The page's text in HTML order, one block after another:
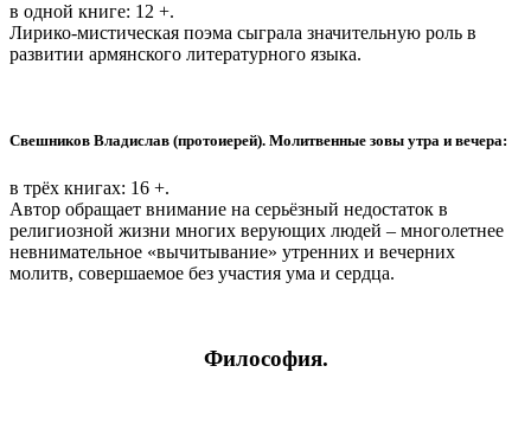
в одной книге: 12 +.
Лирико-мистическая поэма сыграла значительную роль в
развитии армянского литературного языка.
Свешников Владислав (протоиерей). Молитвенные зовы утра и вечера:
в трёх книгах: 16 +.
Автор обращает внимание на серьёзный недостаток в
религиозной жизни многих верующих людей – многолетнее
невнимательное «вычитывание» утренних и вечерних
молитв, совершаемое без участия ума и сердца.
Философия.